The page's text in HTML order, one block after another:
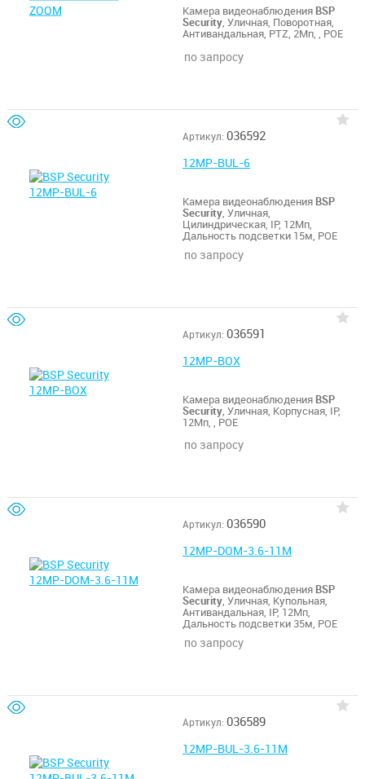
Камера видеонаблюдения BSP
Security, Уличная, Поворотная,
Антивандальная, PTZ, 2Мп, , POE
по запросу
Артикул: 036592
12MP-BUL-6
Камера видеонаблюдения BSP
Security, Уличная,
Цилиндрическая, IP, 12Мп,
Дальность подсветки 15м, POE
по запросу
Артикул: 036591
12MP-BOX
Камера видеонаблюдения BSP
Security, Уличная, Корпусная, IP,
12Мп, , POE
по запросу
Артикул: 036590
12MP-DOM-3.6-11М
Камера видеонаблюдения BSP
Security, Уличная, Купольная,
Антивандальная, IP, 12Мп,
Дальность подсветки 35м, POE
по запросу
Артикул: 036589
12MP-BUL-3.6-11M